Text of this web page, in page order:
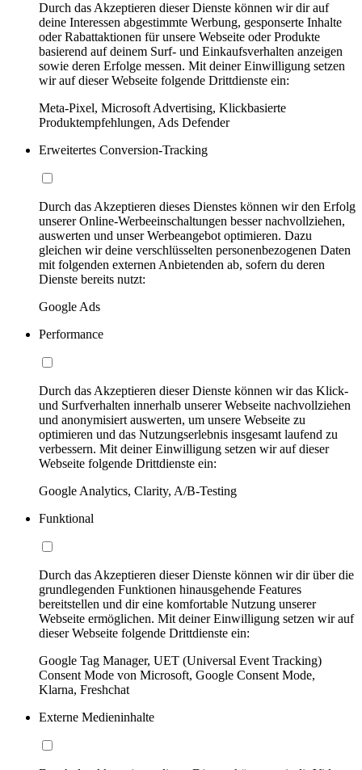
Durch das Akzeptieren dieser Dienste können wir dir auf
deine Interessen abgestimmte Werbung, gesponserte Inhalte
oder Rabattaktionen für unsere Webseite oder Produkte
basierend auf deinem Surf- und Einkaufsverhalten anzeigen
sowie deren Erfolge messen. Mit deiner Einwilligung setzen
wir auf dieser Webseite folgende Drittdienste ein:
Meta-Pixel, Microsoft Advertising, Klickbasierte
Produktempfehlungen, Ads Defender
Erweitertes Conversion-Tracking
Durch das Akzeptieren dieses Dienstes können wir den Erfolg
unserer Online-Werbeeinschaltungen besser nachvollziehen,
auswerten und unser Werbeangebot optimieren. Dazu
gleichen wir deine verschlüsselten personenbezogenen Daten
mit folgenden externen Anbietenden ab, sofern du deren
Dienste bereits nutzt:
Google Ads
Performance
Durch das Akzeptieren dieser Dienste können wir das Klick-
und Surfverhalten innerhalb unserer Webseite nachvollziehen
und anonymisiert auswerten, um unsere Webseite zu
optimieren und das Nutzungserlebnis insgesamt laufend zu
verbessern. Mit deiner Einwilligung setzen wir auf dieser
Webseite folgende Drittdienste ein:
Google Analytics, Clarity, A/B-Testing
Funktional
Durch das Akzeptieren dieser Dienste können wir dir über die
grundlegenden Funktionen hinausgehende Features
bereitstellen und dir eine komfortable Nutzung unserer
Webseite ermöglichen. Mit deiner Einwilligung setzen wir auf
dieser Webseite folgende Drittdienste ein:
Google Tag Manager, UET (Universal Event Tracking)
Consent Mode von Microsoft, Google Consent Mode,
Klarna, Freshchat
Externe Medieninhalte